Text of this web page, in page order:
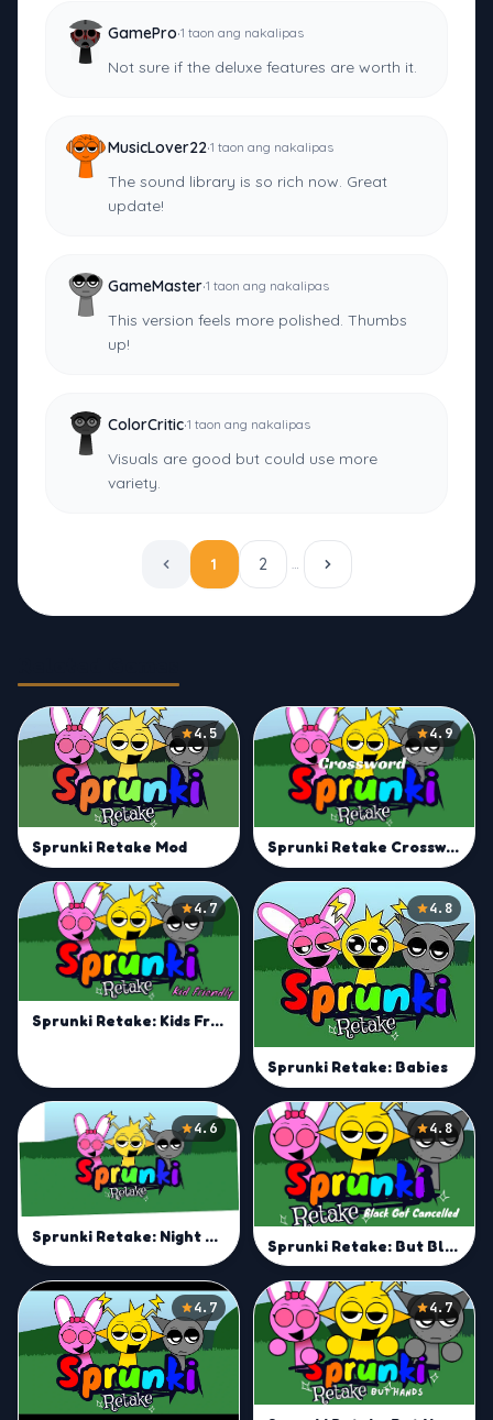
GamePro·1 taon ang nakalipas
Not sure if the deluxe features are worth it.
MusicLover22·1 taon ang nakalipas
The sound library is so rich now. Great
update!
GameMaster·1 taon ang nakalipas
This version feels more polished. Thumbs
up!
ColorCritic·1 taon ang nakalipas
Visuals are good but could use more
variety.
1 2 …
4.5
Sprunki Retake Mod
4.9
Sprunki Retake Crossword
4.7
Sprunki Retake: Kids Friendly
4.8
Sprunki Retake: Babies
4.6
Sprunki Retake: Night Mode
4.8
Sprunki Retake: But Black Cancelled
4.7 4.7